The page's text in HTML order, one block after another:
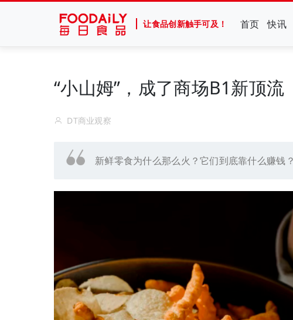
让食品创新触手可及！ 首页 快讯
“小山姆”，成了商场B1新顶流
DT商业观察
新鲜零食为什么那么火？它们到底靠什么赚钱？